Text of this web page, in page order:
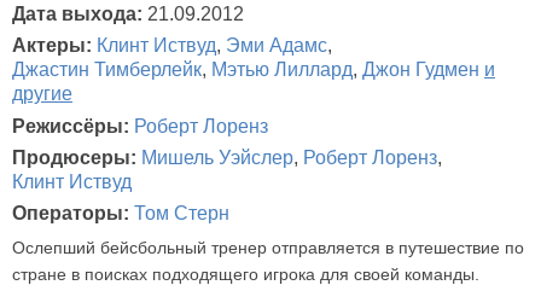
Дата выхода: 21.09.2012
Актеры: Клинт Иствуд, Эми Адамс,
Джастин Тимберлейк, Мэтью Лиллард, Джон Гудмен и
другие
Режиссёры: Роберт Лоренз
Продюсеры: Мишель Уэйслер, Роберт Лоренз,
Клинт Иствуд
Операторы: Том Стерн
Ослепший бейсбольный тренер отправляется в путешествие по
стране в поисках подходящего игрока для своей команды.